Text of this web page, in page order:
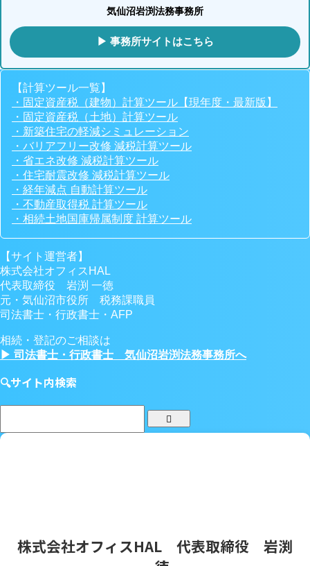
気仙沼岩渕法務事務所
▶ 事務所サイトはこちら
【計算ツール一覧】
・固定資産税（建物）計算ツール【現年度・最新版】
・固定資産税（土地）計算ツール
・新築住宅の軽減シミュレーション
・バリアフリー改修 減税計算ツール
・省エネ改修 減税計算ツール
・住宅耐震改修 減税計算ツール
・経年減点 自動計算ツール
・不動産取得税 計算ツール
・相続土地国庫帰属制度 計算ツール
【サイト運営者】
株式会社オフィスHAL
代表取締役 岩渕 一徳
元・気仙沼市役所 税務課職員
司法書士・行政書士・AFP
相続・登記のご相談は
▶ 司法書士・行政書士 気仙沼岩渕法務事務所へ
🔍サイト内検索
株式会社オフィスHAL 代表取締役 岩渕